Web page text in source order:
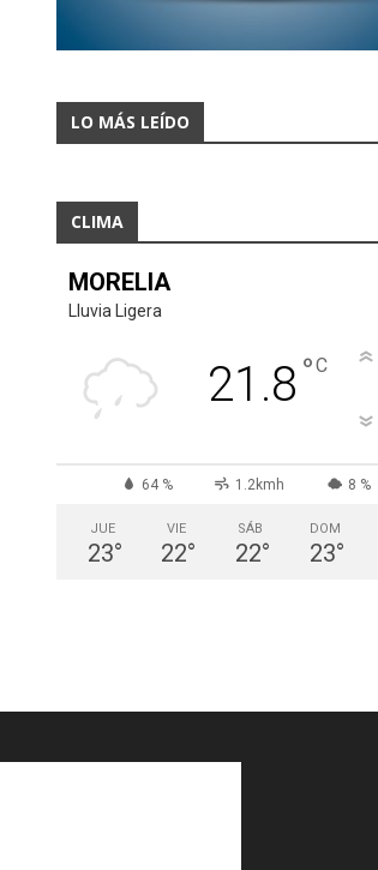
LO MÁS LEÍDO
CLIMA
MORELIA
Lluvia Ligera
21.8 °C
64 % 1.2kmh 8 %
JUE
23°
VIE
22°
SÁB
22°
DOM
23°